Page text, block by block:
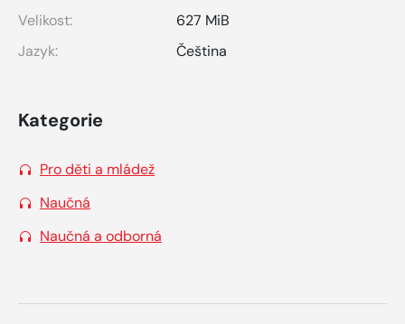
Velikost:
627 MiB
Jazyk:
Čeština
Kategorie
Pro děti a mládež
Naučná
Naučná a odborná